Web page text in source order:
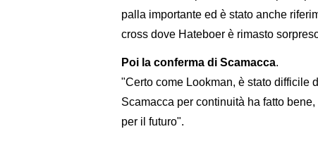
palla importante ed è stato anche
cross dove Hateboer è rimasto
Poi la conferma di Scamacca.
"Certo come Lookman, è stato difficile
Scamacca per continuità ha fatto
per il futuro".